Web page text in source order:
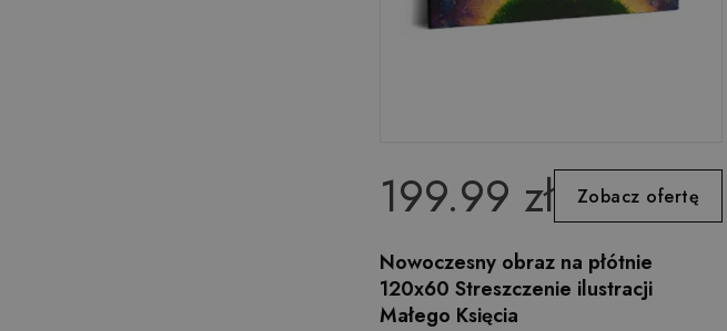
199.99 zł Zobacz ofertę
Nowoczesny obraz na płótnie
120x60 Streszczenie ilustracji
Małego Księcia